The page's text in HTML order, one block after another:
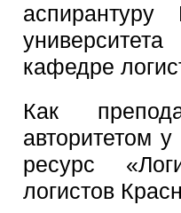
аспирантуру
кафедре
Как
авторитетом
ресурс
логистов